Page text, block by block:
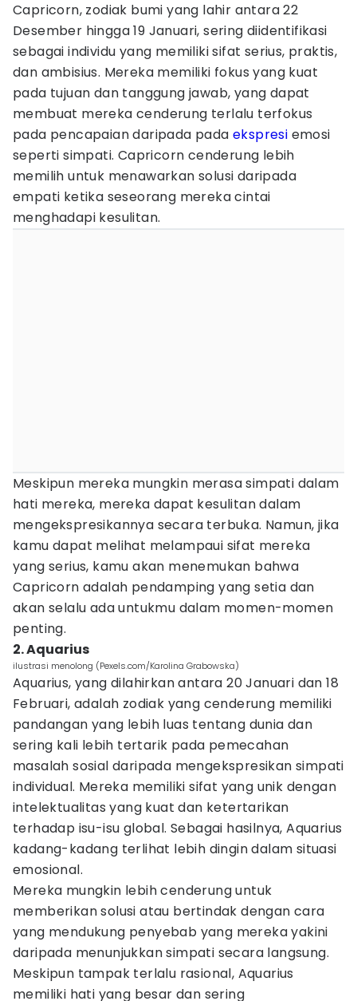
Capricorn, zodiak bumi yang lahir antara 22
Desember hingga 19 Januari, sering diidentifikasi
sebagai individu yang memiliki sifat serius, praktis,
dan ambisius. Mereka memiliki fokus yang kuat
pada tujuan dan tanggung jawab, yang dapat
membuat mereka cenderung terlalu terfokus
pada pencapaian daripada pada ekspresi emosi
seperti simpati. Capricorn cenderung lebih
memilih untuk menawarkan solusi daripada
empati ketika seseorang mereka cintai
menghadapi kesulitan.
Meskipun mereka mungkin merasa simpati dalam
hati mereka, mereka dapat kesulitan dalam
mengekspresikannya secara terbuka. Namun, jika
kamu dapat melihat melampaui sifat mereka
yang serius, kamu akan menemukan bahwa
Capricorn adalah pendamping yang setia dan
akan selalu ada untukmu dalam momen-momen
penting.
2. Aquarius
ilustrasi menolong (Pexels.com/Karolina Grabowska)
Aquarius, yang dilahirkan antara 20 Januari dan 18
Februari, adalah zodiak yang cenderung memiliki
pandangan yang lebih luas tentang dunia dan
sering kali lebih tertarik pada pemecahan
masalah sosial daripada mengekspresikan simpati
individual. Mereka memiliki sifat yang unik dengan
intelektualitas yang kuat dan ketertarikan
terhadap isu-isu global. Sebagai hasilnya, Aquarius
kadang-kadang terlihat lebih dingin dalam situasi
emosional.
Mereka mungkin lebih cenderung untuk
memberikan solusi atau bertindak dengan cara
yang mendukung penyebab yang mereka yakini
daripada menunjukkan simpati secara langsung.
Meskipun tampak terlalu rasional, Aquarius
memiliki hati yang besar dan sering